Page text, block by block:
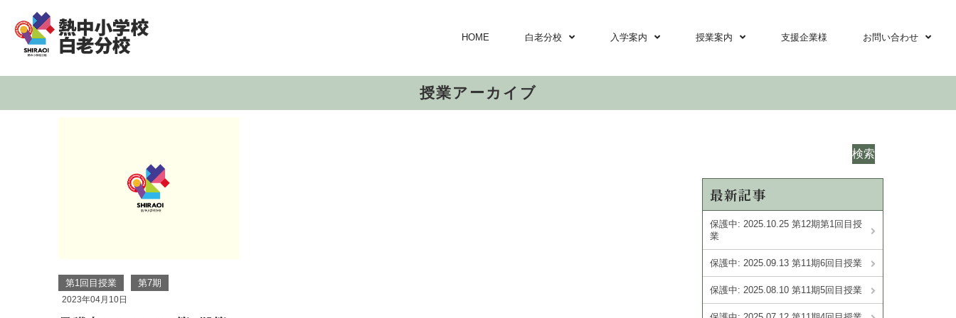
HOME 白老分校 入学案内 授業案内 支援企業様 お問い合わせ
授業アーカイブ
第1回目授業 第7期
2023年04月10日
検索
最新記事
保護中: 2025.10.25 第12期第1回目授
業
保護中: 2025.09.13 第11期6回目授業
保護中: 2025.08.10 第11期5回目授業